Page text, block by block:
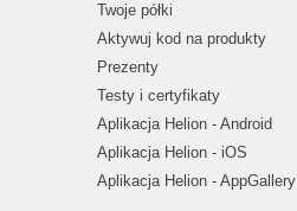
Twoje półki
Aktywuj kod na produkty
Prezenty
Testy i certyfikaty
Aplikacja Helion - Android
Aplikacja Helion - iOS
Aplikacja Helion - AppGallery